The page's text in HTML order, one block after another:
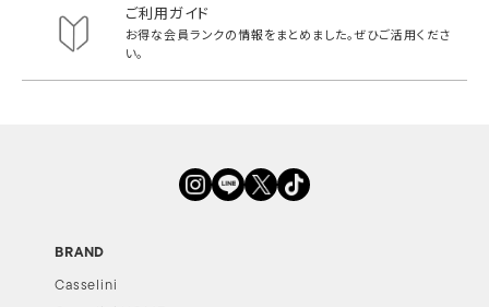
ご利用ガイド
お得な会員ランクの情報をまとめました。ぜひご活用くださ
い。
BRAND
Casselini